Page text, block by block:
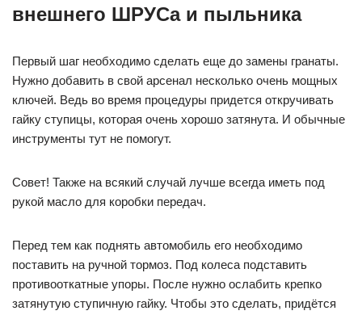
внешнего ШРУСа и пыльника
Первый шаг необходимо сделать еще до замены гранаты.
Нужно добавить в свой арсенал несколько очень мощных
ключей. Ведь во время процедуры придется откручивать
гайку ступицы, которая очень хорошо затянута. И обычные
инструменты тут не помогут.
Совет! Также на всякий случай лучше всегда иметь под
рукой масло для коробки передач.
Перед тем как поднять автомобиль его необходимо
поставить на ручной тормоз. Под колеса подставить
противооткатные упоры. После нужно ослабить крепко
затянутую ступичную гайку. Чтобы это сделать, придётся